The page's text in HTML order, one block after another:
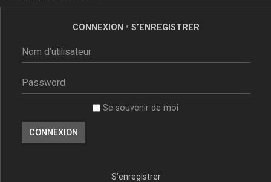
CONNEXION • S’ENREGISTRER
Se souvenir de moi
S’enregistrer